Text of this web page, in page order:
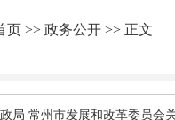
页>> 政务公开>> 正文
局 常州市发展和改革委员会